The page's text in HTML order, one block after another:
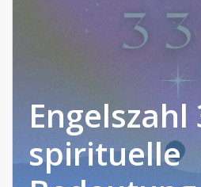
Engelszahl
spirituelle